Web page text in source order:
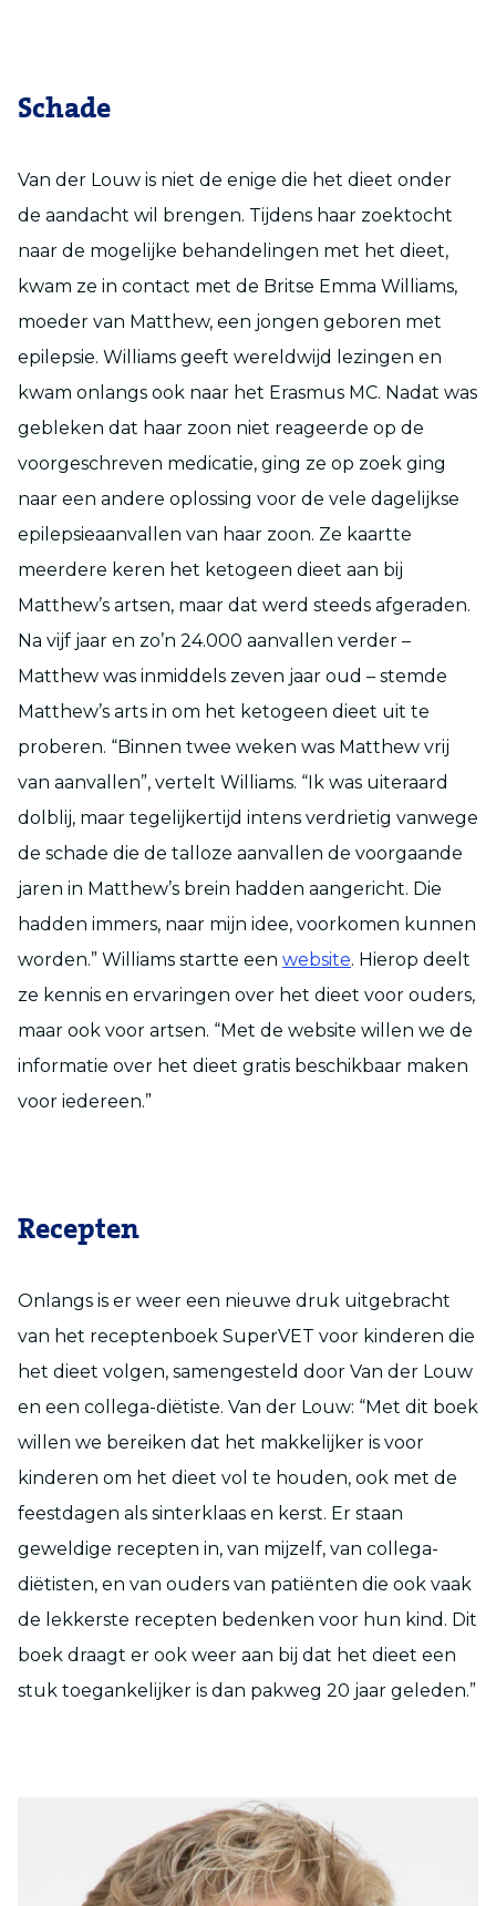
Schade
Van der Louw is niet de enige die het dieet onder
de aandacht wil brengen. Tijdens haar zoektocht
naar de mogelijke behandelingen met het dieet,
kwam ze in contact met de Britse Emma Williams,
moeder van Matthew, een jongen geboren met
epilepsie. Williams geeft wereldwijd lezingen en
kwam onlangs ook naar het Erasmus MC. Nadat was
gebleken dat haar zoon niet reageerde op de
voorgeschreven medicatie, ging ze op zoek ging
naar een andere oplossing voor de vele dagelijkse
epilepsieaanvallen van haar zoon. Ze kaartte
meerdere keren het ketogeen dieet aan bij
Matthew’s artsen, maar dat werd steeds afgeraden.
Na vijf jaar en zo’n 24.000 aanvallen verder –
Matthew was inmiddels zeven jaar oud – stemde
Matthew’s arts in om het ketogeen dieet uit te
proberen. “Binnen twee weken was Matthew vrij
van aanvallen”, vertelt Williams. “Ik was uiteraard
dolblij, maar tegelijkertijd intens verdrietig vanwege
de schade die de talloze aanvallen de voorgaande
jaren in Matthew’s brein hadden aangericht. Die
hadden immers, naar mijn idee, voorkomen kunnen
worden.” Williams startte een website. Hierop deelt
ze kennis en ervaringen over het dieet voor ouders,
maar ook voor artsen. “Met de website willen we de
informatie over het dieet gratis beschikbaar maken
voor iedereen.”
Recepten
Onlangs is er weer een nieuwe druk uitgebracht
van het receptenboek SuperVET voor kinderen die
het dieet volgen, samengesteld door Van der Louw
en een collega-diëtiste. Van der Louw: “Met dit boek
willen we bereiken dat het makkelijker is voor
kinderen om het dieet vol te houden, ook met de
feestdagen als sinterklaas en kerst. Er staan
geweldige recepten in, van mijzelf, van collega-
diëtisten, en van ouders van patiënten die ook vaak
de lekkerste recepten bedenken voor hun kind. Dit
boek draagt er ook weer aan bij dat het dieet een
stuk toegankelijker is dan pakweg 20 jaar geleden.”